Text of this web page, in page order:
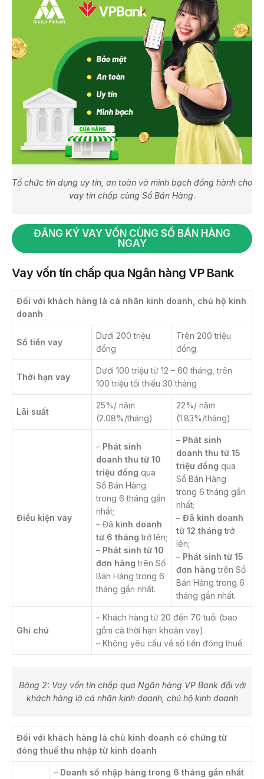
Tổ chức tín dụng uy tín, an toàn và minh bạch đồng hành cho
vay tín chấp cùng Sổ Bán Hàng.
ĐĂNG KÝ VAY VỐN CÙNG SỔ BÁN HÀNG
NGAY
Vay vốn tín chấp qua Ngân hàng VP Bank
Đối với khách hàng là cá nhân kinh doanh, chủ hộ kinh
doanh
Số tiền vay
Dưới 200 triệu
đồng
Trên 200 triệu
đồng
Thời hạn vay
Dưới 100 triệu từ 12 – 60 tháng, trên
100 triệu tối thiểu 30 tháng
Lãi suất
25%/ năm
(2.08%/tháng)
22%/ năm
(1.83%/tháng)
Điều kiện vay
– Phát sinh
doanh thu từ 10
triệu đồng qua
Sổ Bán Hàng
trong 6 tháng gần
nhất;
– Đã kinh doanh
từ 6 tháng trở lên;
– Phát sinh từ 10
đơn hàng trên Sổ
Bán Hàng trong 6
tháng gần nhất.
– Phát sinh
doanh thu từ 15
triệu đồng qua
Sổ Bán Hàng
trong 6 tháng gần
nhất;
– Đã kinh doanh
từ 12 tháng trở
lên;
– Phát sinh từ 15
đơn hàng trên Sổ
Bán Hàng trong 6
tháng gần nhất.
Ghi chú
– Khách hàng từ 20 đến 70 tuổi (bao
gồm cả thời hạn khoản vay)
– Không yêu cầu về số tiền đóng thuế
Bảng 2: Vay vốn tín chấp qua Ngân hàng VP Bank đối với
khách hàng là cá nhân kinh doanh, chủ hộ kinh doanh
Đối với khách hàng là chủ kinh doanh có chứng từ
đóng thuế thu nhập từ kinh doanh
– Doanh số nhập hàng trong 6 tháng gần nhất